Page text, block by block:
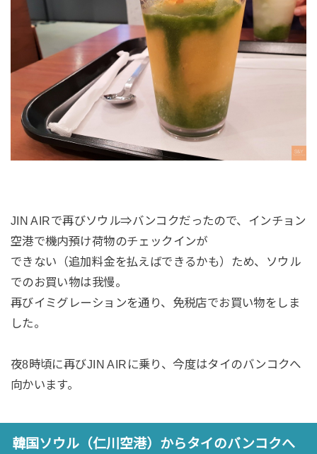
JIN AIRで再びソウル⇒バンコクだったので、インチョン
空港で機内預け荷物のチェックインが
できない（追加料金を払えばできるかも）ため、ソウル
でのお買い物は我慢。
再びイミグレーションを通り、免税店でお買い物をしま
した。
夜8時頃に再びJIN AIRに乗り、今度はタイのバンコクへ
向かいます。
韓国ソウル（仁川空港）からタイのバンコクへ